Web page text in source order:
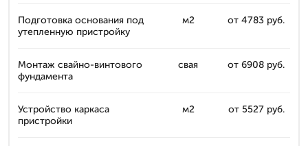
Подготовка основания под
утепленную пристройку
м2 от 4783 руб.
Монтаж свайно-винтового
фундамента
свая от 6908 руб.
Устройство каркаса
пристройки
м2 от 5527 руб.